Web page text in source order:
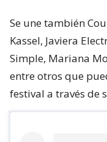
Se une también
Kassel, Javiera
Simple, Mariana
entre otros que
festival a través de